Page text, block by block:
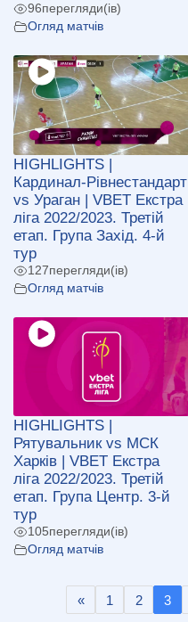
96перегляди(ів)
Огляд матчів
HIGHLIGHTS |
Кардинал-Рівнестандарт
vs Ураган | VBET Екстра
ліга 2022/2023. Третій
етап. Група Захід. 4-й
тур
127перегляди(ів)
Огляд матчів
HIGHLIGHTS |
Рятувальник vs МСК
Харків | VBET Екстра
ліга 2022/2023. Третій
етап. Група Центр. 3-й
тур
105перегляди(ів)
Огляд матчів
« 1 2 3